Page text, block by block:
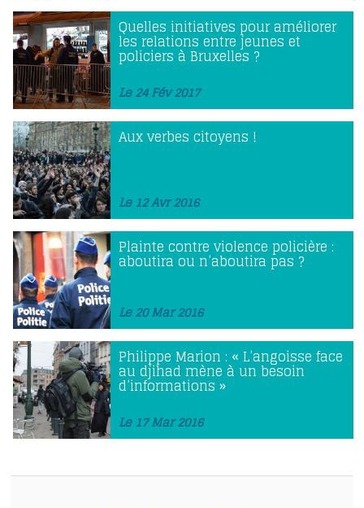
Quelles initiatives pour améliorer
les relations entre jeunes et
policiers à Bruxelles ?
Le 24 Fév 2017
Aux verbes citoyens !
Le 12 Avr 2016
Plainte contre violence policière :
aboutira ou n’aboutira pas ?
Le 20 Mar 2016
Philippe Marion : « L’angoisse face
au djihad mène à un besoin
d’informations »
Le 17 Mar 2016